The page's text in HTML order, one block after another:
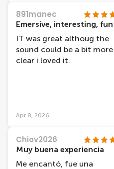
notch and I learned
interesting new aspects
about both painters.
Omlovrd it so much, I want
to go again!
891manec
Emersive, interesting, fun
IT was great althoug the
sound could be a bit more
clear i loved it.
Apr 8, 2026
Chiov2026
Muy buena experiencia
Me encantó, fue una